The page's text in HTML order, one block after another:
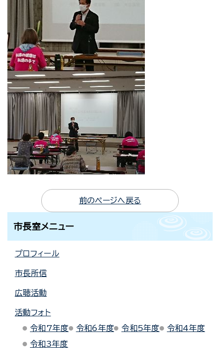
前のページへ戻る
市長室メニュー
プロフィール
市長所信
広聴活動
活動フォト
令和7年度
令和6年度 令和5年度
令和4年度
令和3年度